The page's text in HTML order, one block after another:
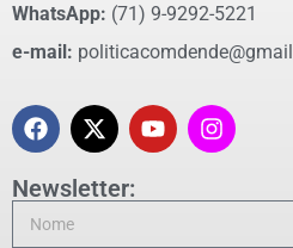
WhatsApp: (71) 9-9292-5221
e-mail:
Newsletter: